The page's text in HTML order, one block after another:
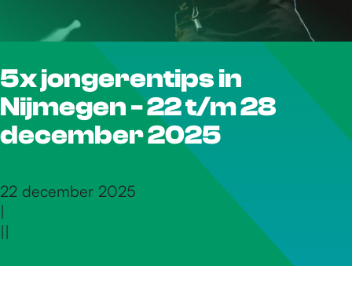
r
d
e
o
5x jongerentips in
Nijmegen - 22 t/m 28
december 2025
22 december 2025
|
||